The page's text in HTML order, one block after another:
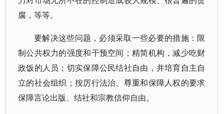
腐，等等。
要解决这些问题，必须采取一些必要的措施：限
制公共权力的强度和干预空间；精简机构，减少吃财
政饭的人员；切实保障公民结社自由，并培育自主自
立的社会组织；按厉行法治、尊重和保障人权的要求
保障言论出版、结社和宗教信仰自由。